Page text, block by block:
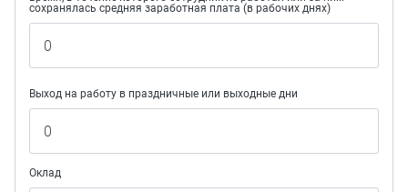
сохранялась средняя заработная плата (в рабочих днях)
Выход на работу в праздничные или выходные дни
Оклад